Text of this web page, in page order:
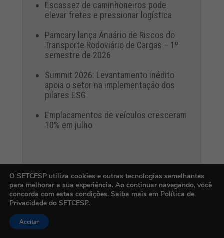
Escassez de caminhoneiros pode
elevar fretes e pressionar logística
Pamcary lança Anuário de Riscos do
Transporte Rodoviário de Cargas – 1º
semestre de 2026
Summit 2026: Levantamento inédito
apoia o setor na implementação dos
pilares ESG
Emplacamentos de veículos cresceram
10% em julho
O SETCESP utiliza cookies e outras tecnologias semelhantes
para melhorar a sua experiência. Ao continuar navegando, você
concorda com estas condições. Saiba mais em Política de
Privacidade do SETCESP.
Aceitar